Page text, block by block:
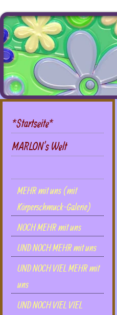
*Startseite*
MARLON's Welt
MEHR mit uns (mit
Körperschmuck-Galerie)
NOCH MEHR mit uns
UND NOCH MEHR mit uns
UND NOCH VIEL MEHR mit
uns
UND NOCH VIEL VIEL